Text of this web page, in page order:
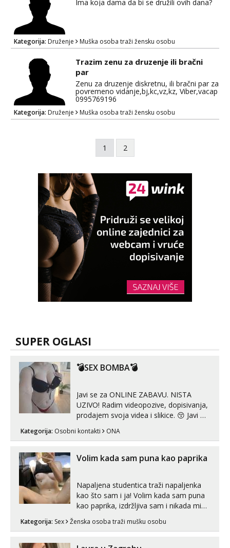
Ima koja dama da bi se družili ovih dana?
Kategorija: Druženje Muška osoba traži žensku osobu
Trazim zenu za druzenje ili bračni
par
Zenu za druzenje diskretnu, ili bračni par za
povremeno vidanje,bj,kc,vz,kz, Viber,vacap
0995769196
Kategorija: Druženje Muška osoba traži žensku osobu
1 2
SUPER OGLASI
💣SEX BOMBA💣
Javi se za ONLINE ZABAVU. NISTA
UZIVO! Radim videopozive, dopisivanja,
prodajem svoja videa i slikice. 😚 Javi mi
Telegram. +385 91 723 0045
Kategorija: Osobni kontakti ONA
Volim kada sam puna kao paprika
Napaljena studentica traži napaljenka
kao što sam i ja! Volim kada sam puna
kao paprika, izdržljiva sam i nikada mi
puta dnevno bilo kad i bilo gdje zato se
Kategorija: Sex Ženska osoba traži mušku osobu